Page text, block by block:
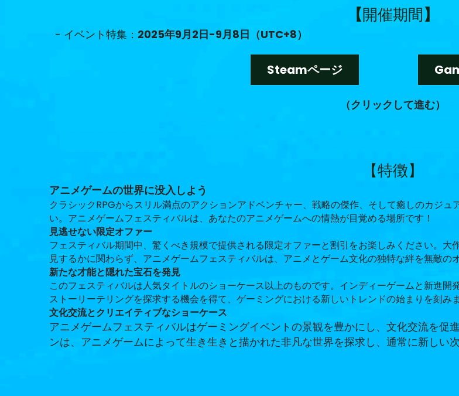
【開催期間】
  - イベント特集：
2025年9月2日-9月8日（UTC+8）
Steamページ
（クリックして進む）
【特徴】
アニメゲームの世界に没入しよう
クラシックRPGからスリル満点のアクションアドベンチャー、戦略の傑作、そして癒しのカジ
い。アニメゲームフェスティバルは、あなたのアニメゲームへの情熱が目覚める場所です！
見逃せない限定オファー
フェスティバル期間中、驚くべき規模で提供される限定オファーと割引をお楽しみください。
見するかに関わらず、アニメゲームフェスティバルは、アニメとゲーム文化の独特な絆を無敵の
新たな才能と隠れた宝石を発見
このフェスティバルは人気タイトルのショーケース以上のものです。インディーゲームと新進
ストーリーテリングを探求する機会を得て、ゲーミングにおける新しいトレンドの始まりを刻みま
文化交流とクリエイティブなショーケース
アニメゲームフェスティバルはゲーミングイベントの景観を豊かにし、文化交流を促
ンは、アニメゲームによって生き生きと描かれた非凡な世界を探求し、通常に新しい